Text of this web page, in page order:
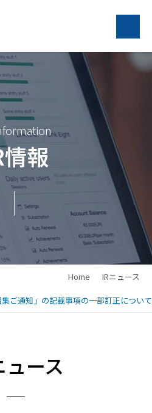
報
Home IRニュース
集ご通知」の記載事項の一部訂正について
ュース